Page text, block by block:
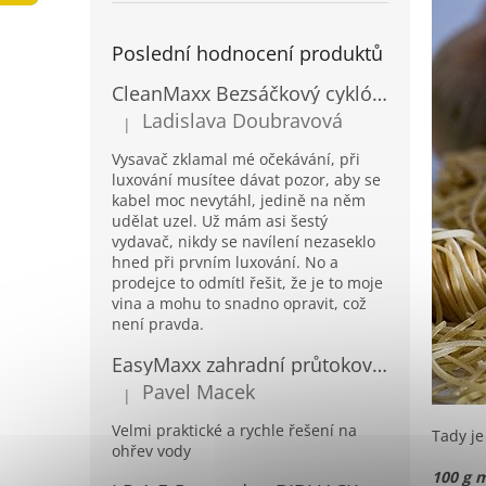
Poslední hodnocení produktů
CleanMaxx Bezsáčkový cyklónový podlahový vysavač BCV-19133
Hodnocení produktu je 2 z 5 hvězdiček.
| Ladislava Doubravová
Vysavač zklamal mé očekávání, při
luxování musítee dávat pozor, aby se
kabel moc nevytáhl, jedině na něm
udělat uzel. Už mám asi šestý
vydavač, nikdy se navílení nezaseklo
hned při prvním luxování. No a
prodejce to odmítl řešit, že je to moje
vina a mohu to snadno opravit, což
není pravda.
EasyMaxx zahradní průtokový ohřívač vody 04900
Hodnocení produktu je 5 z 5 hvězdiček.
| Pavel Macek
Velmi praktické a rychle řešení na
ohřev vody
Tady
100 g